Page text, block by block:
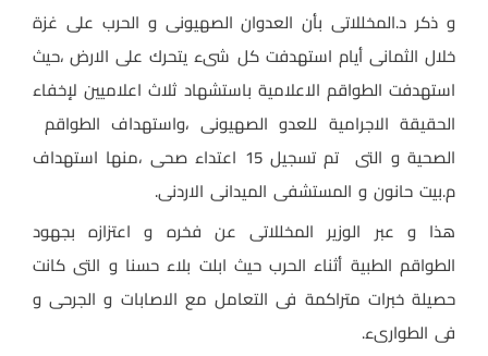
و ذكر د.المخللاتى بأن العدوان الصهيونى و الحرب على غزة
خلال الثمانى أيام استهدفت كل شىء يتحرك على الارض ،حيث
استهدفت الطواقم الاعلامية باستشهاد ثلاث اعلاميين لإخفاء
الحقيقة الاجرامية للعدو الصهيونى ،واستهداف الطواقم
الصحية و التى تم تسجيل 15 اعتداء صحى ،منها استهداف
م.بيت حانون و المستشفى الميدانى الاردنى.
هذا و عبر الوزير المخللاتى عن فخره و اعتزازه بجهود
الطواقم الطبية أثناء الحرب حيث ابلت بلاء حسنا و التى كانت
حصيلة خبرات متراكمة فى التعامل مع الاصابات و الجرحى و
فى الطوارىء.